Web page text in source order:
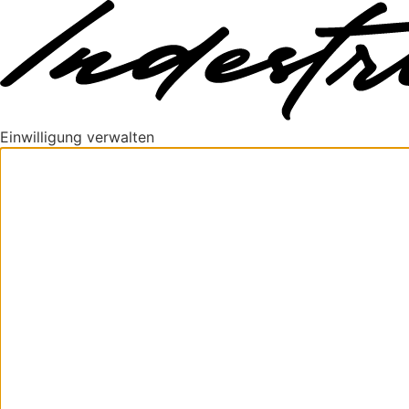
Einwilligung verwalten